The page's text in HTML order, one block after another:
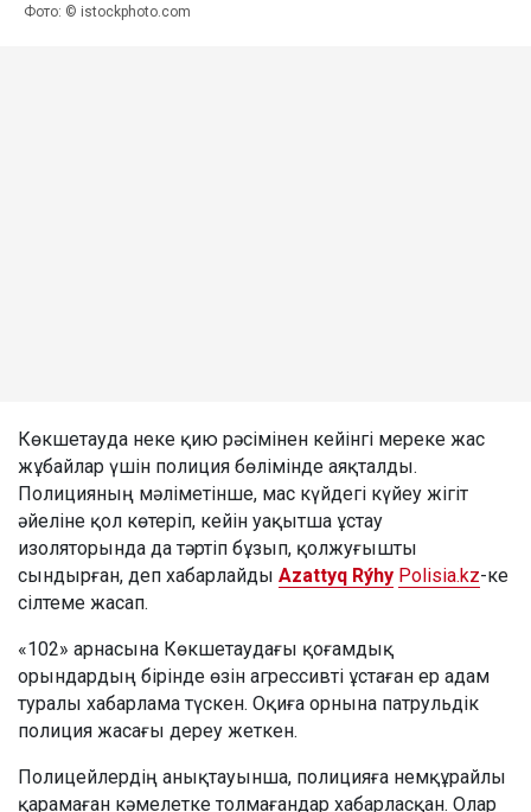
Фото: © istockphoto.com
Көкшетауда неке қию рәсімінен кейінгі мереке жас
жұбайлар үшін полиция бөлімінде аяқталды.
Полицияның мәліметінше, мас күйдегі күйеу жігіт
әйеліне қол көтеріп, кейін уақытша ұстау
изоляторында да тәртіп бұзып, қолжуғышты
сындырған, деп хабарлайды Azattyq Rýhy Polisia.kz-ке
сілтеме жасап.
«102» арнасына Көкшетаудағы қоғамдық
орындардың бірінде өзін агрессивті ұстаған ер адам
туралы хабарлама түскен. Оқиға орнына патрульдік
полиция жасағы дереу жеткен.
Полицейлердің анықтауынша, полицияға немқұрайлы
қарамаған кәмелетке толмағандар хабарласқан. Олар